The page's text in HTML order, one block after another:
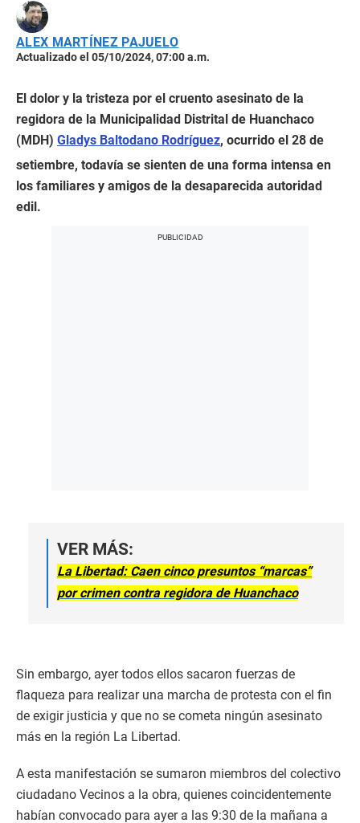
ALEX MARTÍNEZ PAJUELO
Actualizado el 05/10/2024, 07:00 a.m.
El dolor y la tristeza por el cruento asesinato de la
regidora de la Municipalidad Distrital de Huanchaco
(MDH) Gladys Baltodano Rodríguez, ocurrido el 28 de
setiembre, todavía se sienten de una forma intensa en
los familiares y amigos de la desaparecida autoridad
edil.
VER MÁS:
La Libertad: Caen cinco presuntos “marcas”
por crimen contra regidora de Huanchaco
Sin embargo, ayer todos ellos sacaron fuerzas de
flaqueza para realizar una marcha de protesta con el fin
de exigir justicia y que no se cometa ningún asesinato
más en la región La Libertad.
A esta manifestación se sumaron miembros del colectivo
ciudadano Vecinos a la obra, quienes coincidentemente
habían convocado para ayer a las 9:30 de la mañana a